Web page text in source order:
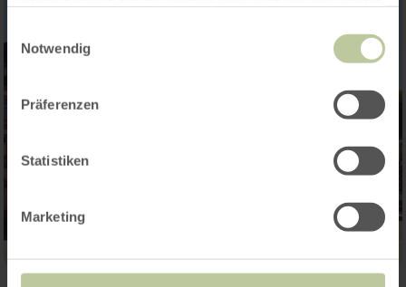
Notwendig
Präferenzen
Statistiken
Marketing